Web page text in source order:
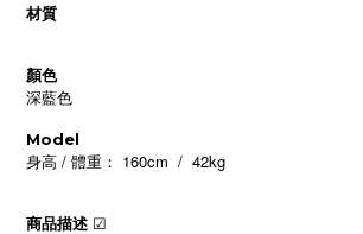
材質
顏色
深藍色
Model
身高 / 體重： 160cm / 42kg
商品描述 ☑